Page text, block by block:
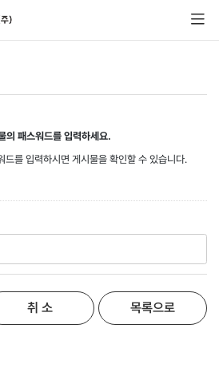
의 패스워드를 입력하세요.
드를 입력하시면 게시물을 확인할 수 있습니다.
취 소 목록으로